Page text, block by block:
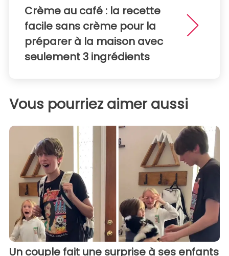
Crème au café : la recette
facile sans crème pour la
préparer à la maison avec
seulement 3 ingrédients
Vous pourriez aimer aussi
Un couple fait une surprise à ses enfants